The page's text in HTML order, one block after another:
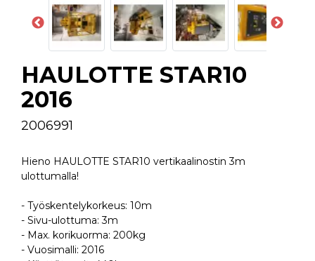
HAULOTTE STAR10
2016
2006991
Hieno HAULOTTE STAR10 vertikaalinostin 3m
ulottumalla!
- Työskentelykorkeus: 10m
- Sivu-ulottuma: 3m
- Max. korikuorma: 200kg
- Vuosimalli: 2016